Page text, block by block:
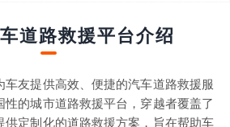
道路救援平台介绍
车友提供高效、便捷的汽车道路救援服
性的城市道路救援平台，穿越者覆盖了
供定制化的道路救援方案，旨在帮助车